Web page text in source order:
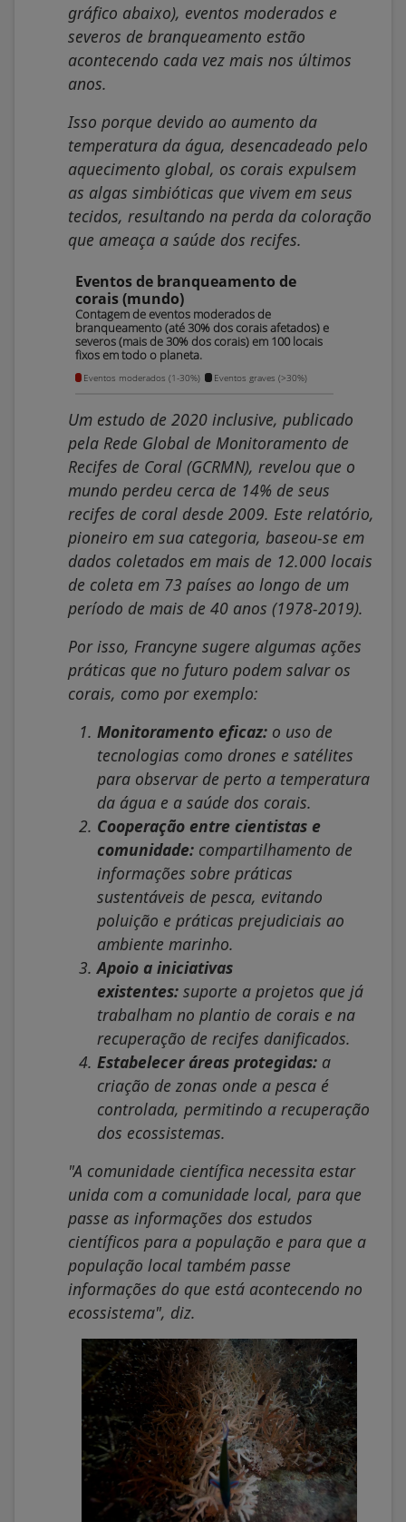
gráfico abaixo), eventos moderados e
severos de branqueamento estão
acontecendo cada vez mais nos últimos
anos.
Isso porque devido ao aumento da
temperatura da água, desencadeado pelo
aquecimento global, os corais expulsem
as algas simbióticas que vivem em seus
tecidos, resultando na perda da coloração
que ameaça a saúde dos recifes.
Um estudo de 2020 inclusive, publicado
pela Rede Global de Monitoramento de
Recifes de Coral (GCRMN), revelou que o
mundo perdeu cerca de 14% de seus
recifes de coral desde 2009. Este relatório,
pioneiro em sua categoria, baseou-se em
dados coletados em mais de 12.000 locais
de coleta em 73 países ao longo de um
período de mais de 40 anos (1978-2019).
Por isso, Francyne sugere algumas ações
práticas que no futuro podem salvar os
corais, como por exemplo:
Monitoramento eficaz: o uso de
tecnologias como drones e satélites
para observar de perto a temperatura
da água e a saúde dos corais.
Cooperação entre cientistas e
comunidade: compartilhamento de
informações sobre práticas
sustentáveis de pesca, evitando
poluição e práticas prejudiciais ao
ambiente marinho.
Apoio a iniciativas
existentes: suporte a projetos que já
trabalham no plantio de corais e na
recuperação de recifes danificados.
Estabelecer áreas protegidas: a
criação de zonas onde a pesca é
controlada, permitindo a recuperação
dos ecossistemas.
"A comunidade científica necessita estar
unida com a comunidade local, para que
passe as informações dos estudos
científicos para a população e para que a
população local também passe
informações do que está acontecendo no
ecossistema", diz.